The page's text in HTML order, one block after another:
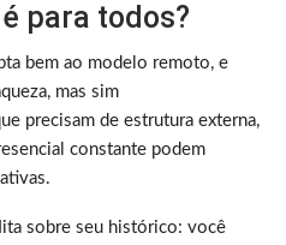
para todos?
bem ao modelo remoto, e
mas sim
precisam de estrutura externa,
constante podem
sobre seu histórico: você